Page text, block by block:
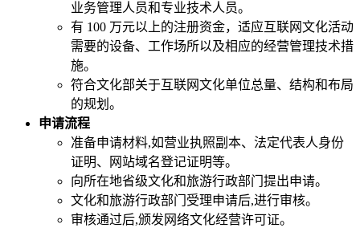
业务管理人员和专业技术人员。
有 100 万元以上的注册资金，适应互联网文化活动
需要的设备、工作场所以及相应的经营管理技术措
施。
符合文化部关于互联网文化单位总量、结构和布局
的规划。
申请流程
准备申请材料,如营业执照副本、法定代表人身份
证明、网站域名登记证明等。
向所在地省级文化和旅游行政部门提出申请。
文化和旅游行政部门受理申请后,进行审核。
审核通过后,颁发网络文化经营许可证。